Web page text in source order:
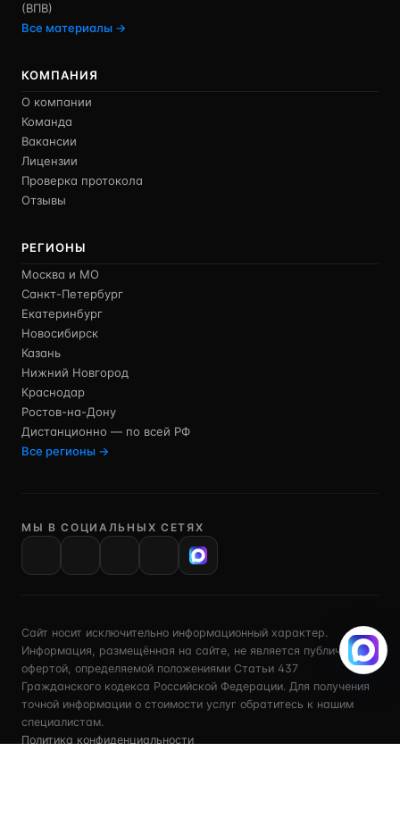
(ВПВ)
Все материалы →
КОМПАНИЯ
О компании
Команда
Вакансии
Лицензии
Проверка протокола
Отзывы
РЕГИОНЫ
Москва и МО
Санкт-Петербург
Екатеринбург
Новосибирск
Казань
Нижний Новгород
Краснодар
Ростов-на-Дону
Дистанционно — по всей РФ
Все регионы →
МЫ В СОЦИАЛЬНЫХ СЕТЯХ
Сайт носит исключительно информационный характер.
Информация, размещённая на сайте, не является публичной
офертой, определяемой положениями Статьи 437
Гражданского кодекса Российской Федерации. Для получения
точной информации о стоимости услуг обратитесь к нашим
специалистам.
Политика конфиденциальности